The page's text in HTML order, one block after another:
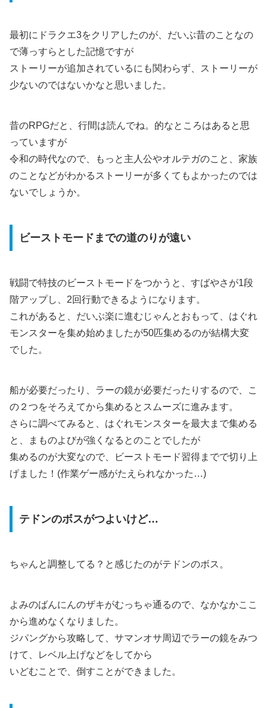
最初にドラクエ3をクリアしたのが、だいぶ昔のことなの
で薄っすらとした記憶ですが
ストーリーが追加されているにも関わらず、ストーリーが
少ないのではないかなと思いました。
昔のRPGだと、行間は読んでね。的なところはあると思
っていますが
令和の時代なので、もっと主人公やオルテガのこと、家族
のことなどがわかるストーリーが多くてもよかったのでは
ないでしょうか。
ビーストモードまでの道のりが遠い
戦闘で特技のビーストモードをつかうと、すばやさが1段
階アップし、2回行動できるようになります。
これがあると、だいぶ楽に進むじゃんとおもって、はぐれ
モンスターを集め始めましたが50匹集めるのが結構大変
でした。
船が必要だったり、ラーの鏡が必要だったりするので、こ
の２つをそろえてから集めるとスムーズに進みます。
さらに調べてみると、はぐれモンスターを最大まで集める
と、まものよびが強くなるとのことでしたが
集めるのが大変なので、ビーストモード習得までで切り上
げました！(作業ゲー感がたえられなかった…)
テドンのボスがつよいけど…
ちゃんと調整してる？と感じたのがテドンのボス。
よみのばんにんのザキがむっちゃ通るので、なかなかここ
から進めなくなりました。
ジパングから攻略して、サマンオサ周辺でラーの鏡をみつ
けて、レベル上げなどをしてから
いどむことで、倒すことができました。